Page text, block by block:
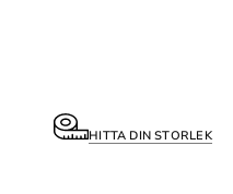
HITTA DIN STORLEK